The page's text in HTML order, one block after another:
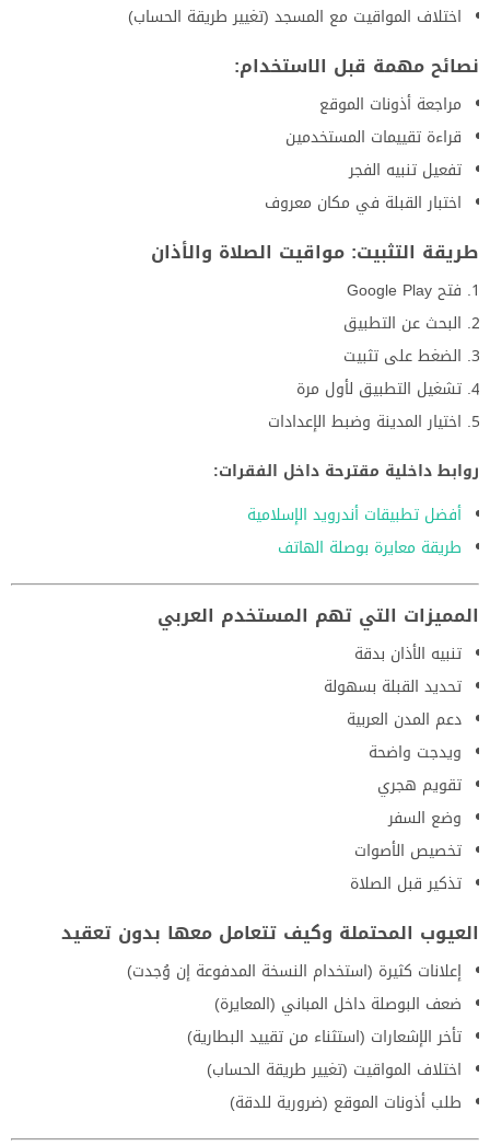
اختلاف المواقيت مع المسجد (تغيير طريقة الحساب)
نصائح مهمة قبل الاستخدام:
مراجعة أذونات الموقع
قراءة تقييمات المستخدمين
تفعيل تنبيه الفجر
اختبار القبلة في مكان معروف
طريقة التثبيت: مواقيت الصلاة والأذان
فتح Google Play
البحث عن التطبيق
الضغط على تثبيت
تشغيل التطبيق لأول مرة
اختيار المدينة وضبط الإعدادات
روابط داخلية مقترحة داخل الفقرات:
أفضل تطبيقات أندرويد الإسلامية
طريقة معايرة بوصلة الهاتف
المميزات التي تهم المستخدم العربي
تنبيه الأذان بدقة
تحديد القبلة بسهولة
دعم المدن العربية
ويدجت واضحة
تقويم هجري
وضع السفر
تخصيص الأصوات
تذكير قبل الصلاة
العيوب المحتملة وكيف تتعامل معها بدون تعقيد
إعلانات كثيرة (استخدام النسخة المدفوعة إن وُجدت)
ضعف البوصلة داخل المباني (المعايرة)
تأخر الإشعارات (استثناء من تقييد البطارية)
اختلاف المواقيت (تغيير طريقة الحساب)
طلب أذونات الموقع (ضرورية للدقة)